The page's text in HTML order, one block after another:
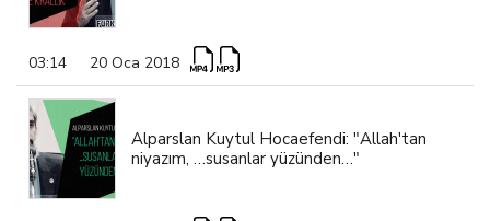
03:14 20 Oca 2018
Alparslan Kuytul Hocaefendi: "Allah'tan
niyazım, …susanlar yüzünden…"